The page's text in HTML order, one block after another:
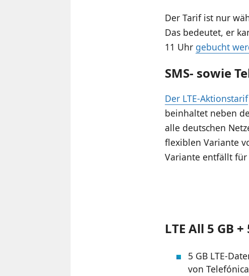
Der Tarif ist nur
Das bedeutet, er
11 Uhr gebucht
SMS- sowie
Der LTE-Aktionstarif
beinhaltet neben
alle deutschen
flexiblen Variante
Variante entfällt für
LTE All 5 GB
5 GB LTE-
von